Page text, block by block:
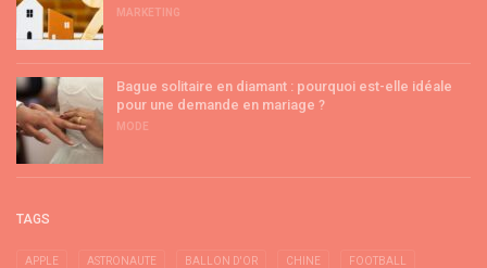
MARKETING
Bague solitaire en diamant : pourquoi est-elle idéale
pour une demande en mariage ?
MODE
TAGS
APPLE ASTRONAUTE BALLON D'OR CHINE FOOTBALL